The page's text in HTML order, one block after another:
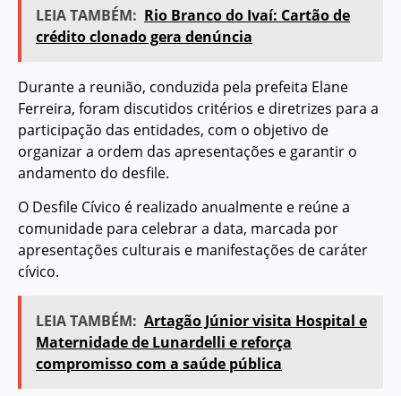
LEIA TAMBÉM: Rio Branco do Ivaí: Cartão de
crédito clonado gera denúncia
Durante a reunião, conduzida pela prefeita Elane
Ferreira, foram discutidos critérios e diretrizes para a
participação das entidades, com o objetivo de
organizar a ordem das apresentações e garantir o
andamento do desfile.
O Desfile Cívico é realizado anualmente e reúne a
comunidade para celebrar a data, marcada por
apresentações culturais e manifestações de caráter
cívico.
LEIA TAMBÉM: Artagão Júnior visita Hospital e
Maternidade de Lunardelli e reforça
compromisso com a saúde pública